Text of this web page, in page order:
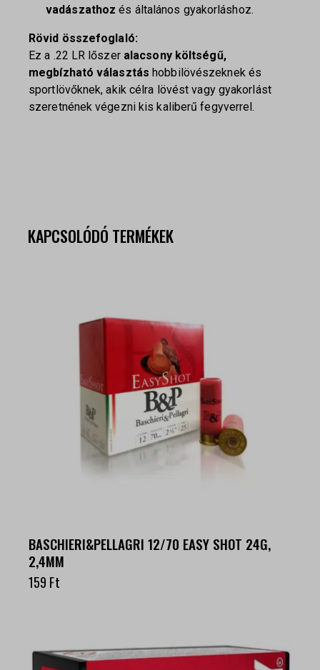
vadászathoz és általános gyakorláshoz.
Rövid összefoglaló:
Ez a .22 LR lőszer alacsony költségű,
megbízható választás hobbilövészeknek és
sportlövőknek, akik célra lövést vagy gyakorlást
szeretnének végezni kis kaliberű fegyverrel.
KAPCSOLÓDÓ TERMÉKEK
BASCHIERI&PELLAGRI 12/70 EASY SHOT 24G,
2,4MM
159 Ft